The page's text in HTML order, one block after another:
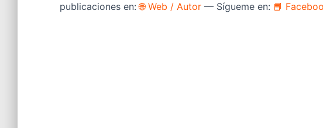
publicaciones en:🌐 Web / Autor — Sígueme en: 📘